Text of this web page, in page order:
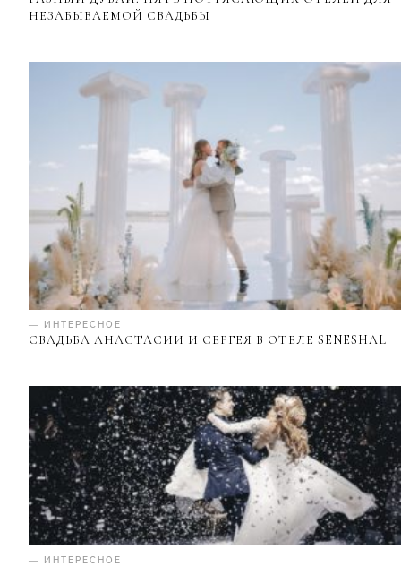
НЕЗАБЫВАЕМОЙ СВАДЬБЫ
— ИНТЕРЕСНОЕ
СВАДЬБА АНАСТАСИИ И СЕРГЕЯ В ОТЕЛЕ SENESHAL
— ИНТЕРЕСНОЕ